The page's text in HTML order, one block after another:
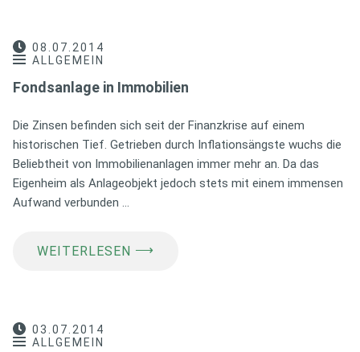
08.07.2014
ALLGEMEIN
Fondsanlage in Immobilien
Die Zinsen befinden sich seit der Finanzkrise auf einem
historischen Tief. Getrieben durch Inflationsängste wuchs die
Beliebtheit von Immobilienanlagen immer mehr an. Da das
Eigenheim als Anlageobjekt jedoch stets mit einem immensen
Aufwand verbunden …
WEITERLESEN ⟶
03.07.2014
ALLGEMEIN